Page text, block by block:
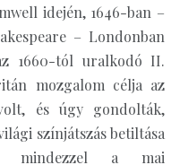
idején, 1646-ban –
– Londonban
1660-tól uralkodó II.
mozgalom célja az
és úgy gondolták,
színjátszás betiltása
mindezzel a mai